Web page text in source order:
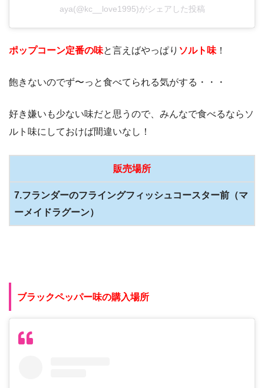
aya(@kc__love1995)がシェアした投稿
ポップコーン定番の味と言えばやっぱり ソルト味 ！
飽きないのでず〜っと食べてられる気がする・・・
好き嫌いも少ない味だと思うので、みんなで食べるならソ
ルト味にしておけば間違いなし！
販売場所
7.フランダーのフライングフィッシュコースター前（マ
ーメイドラグーン）
ブラックペッパー味の購入場所